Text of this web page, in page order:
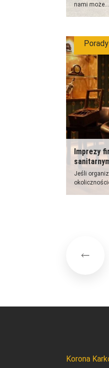
nami może...
Imprezy
Jeśli
Porady
Korona